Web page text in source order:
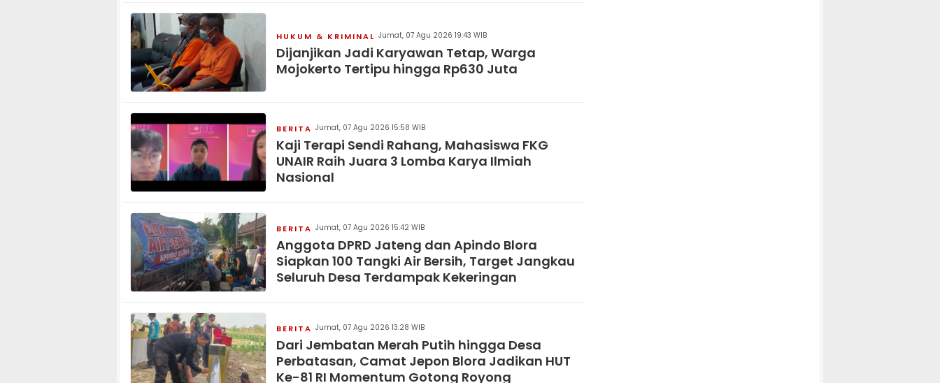
HUKUM & KRIMINAL Jumat, 07 Agu 2026 19:43 WIB
Dijanjikan Jadi Karyawan Tetap, Warga
Mojokerto Tertipu hingga Rp630 Juta
BERITA Jumat, 07 Agu 2026 15:58 WIB
Kaji Terapi Sendi Rahang, Mahasiswa FKG
UNAIR Raih Juara 3 Lomba Karya Ilmiah
Nasional
BERITA Jumat, 07 Agu 2026 15:42 WIB
Anggota DPRD Jateng dan Apindo Blora
Siapkan 100 Tangki Air Bersih, Target Jangkau
Seluruh Desa Terdampak Kekeringan
BERITA Jumat, 07 Agu 2026 13:28 WIB
Dari Jembatan Merah Putih hingga Desa
Perbatasan, Camat Jepon Blora Jadikan HUT
Ke-81 RI Momentum Gotong Royong